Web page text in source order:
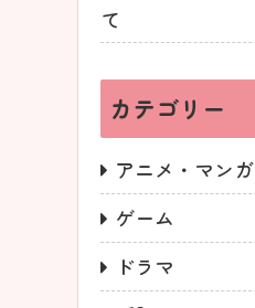
て
カテゴリー
アニメ・マンガ
ゲーム
ドラマ